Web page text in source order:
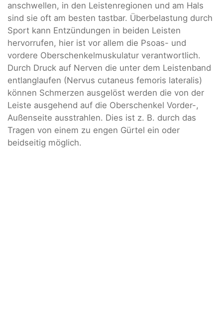
anschwellen, in den Leistenregionen und am Hals
sind sie oft am besten tastbar. Überbelastung durch
Sport kann Entzündungen in beiden Leisten
hervorrufen, hier ist vor allem die Psoas- und
vordere Oberschenkelmuskulatur verantwortlich.
Durch Druck auf Nerven die unter dem Leistenband
entlanglaufen (Nervus cutaneus femoris lateralis)
können Schmerzen ausgelöst werden die von der
Leiste ausgehend auf die Oberschenkel Vorder-,
Außenseite ausstrahlen. Dies ist z. B. durch das
Tragen von einem zu engen Gürtel ein oder
beidseitig möglich.